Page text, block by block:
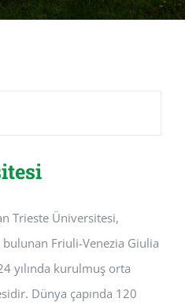
Trieste Üniversitesi,
bulunan Friuli-Venezia Giulia
yılında kurulmuş orta
Dünya çapında 120